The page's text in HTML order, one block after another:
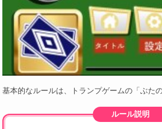
基本的なルールは、トランプゲームの「ぶた
ルール説明